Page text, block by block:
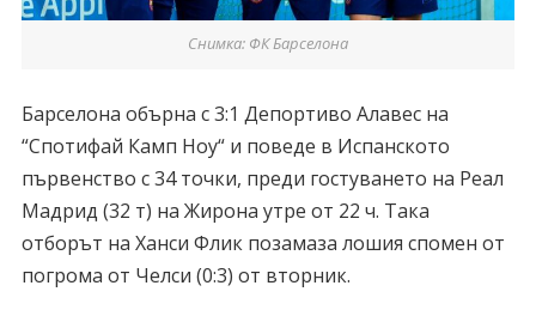
Снимка: ФК Барселона
Барселона обърна с 3:1 Депортиво Алавес на
“Спотифай Камп Ноу“ и поведе в Испанското
първенство с 34 точки, преди гостуването на Реал
Мадрид (32 т) на Жирона утре от 22 ч. Така
отборът на Ханси Флик позамаза лошия спомен от
погрома от Челси (0:3) от вторник.